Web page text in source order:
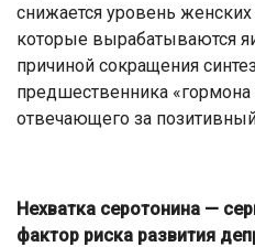
снижается уровень
которые вырабатываются
причиной сокращения
предшественника «гормона
отвечающего за
Нехватка серотонина —
фактор риска развития